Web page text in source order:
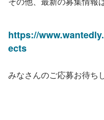
https://
ects
みなさんのご応募お待ち